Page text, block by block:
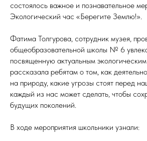
состоялось важное и познавательное
Экологический час «Берегите Землю!».
Фатима Толгурова, сотрудник музея,
общеобразовательной школы № 6
посвященную актуальным
рассказала ребятам о том, как
на природу, какие угрозы стоят перед
каждый из нас может сделать, чтобы
будущих поколений.
В ходе мероприятия школьники узнали: